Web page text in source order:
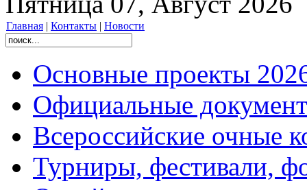
Главная | Контакты | Новости
Основные проекты
Официальные
Всероссийские очные
Турниры, фестивали,